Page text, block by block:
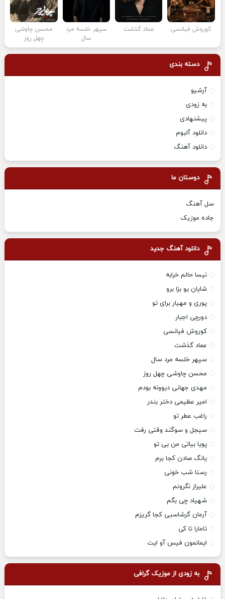
کوروش فیانسی عماد گذشت
سپهر خلسه مرد
سال
محسن چاوشی
چهل روز
دسته بندی
آرشیو
به زودی
پیشنهادی
دانلود آلبوم
دانلود آهنگ
دوستان ما
سل آهنگ
جاده موزیک
دانلود آهنگ جدید
نیسا حالم خرابه
شایان یو بزا برو
پوری و مهیار برای تو
دورچی اجبار
کوروش فیانسی
عماد گذشت
سپهر خلسه مرد سال
محسن چاوشی چهل روز
مهدی جهانی دیوونه بودم
امیر عظیمی دختر بندر
راغب عطر تو
سیجل و سوگند وقتی رفت
پویا بیاتی من بی تو
یانگ صادن کجا برم
رستا شب خونی
علیراز نگرونم
شهیاد چی بگم
آرمان گرشاسبی کجا گریزم
تامارا تا کی
ایمانمون فیس آو ایت
به زودی از موزیک گرافی